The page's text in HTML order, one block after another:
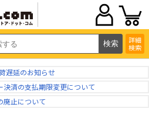
詳細
検索
遅延のお知らせ
決済の支払期限変更について
廃止について